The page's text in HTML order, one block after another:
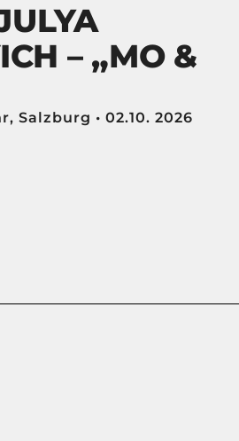
– „MO &
Salzburg • 02.10. 2026